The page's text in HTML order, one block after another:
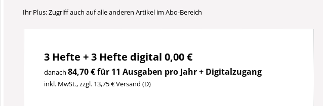
Ihr Plus: Zugriff auch auf alle anderen Artikel im Abo-Bereich
3 Hefte + 3 Hefte digital 0,00 €
danach 84,70 € für 11 Ausgaben pro Jahr + Digitalzugang
inkl. MwSt., zzgl. 13,75 € Versand (D)